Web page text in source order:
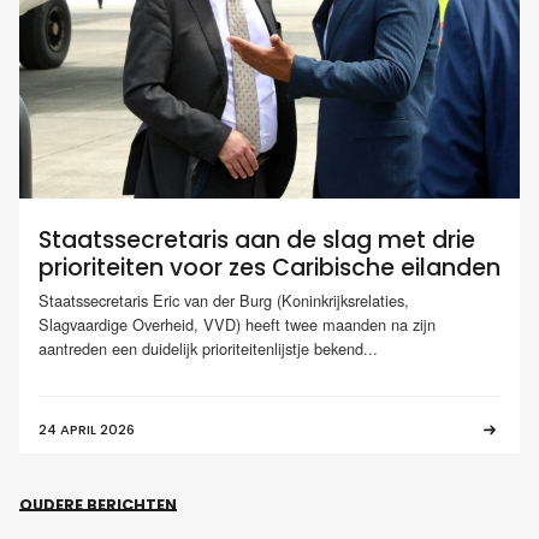
Staatssecretaris aan de slag met drie
prioriteiten voor zes Caribische eilanden
Staatssecretaris Eric van der Burg (Koninkrijksrelaties,
Slagvaardige Overheid, VVD) heeft twee maanden na zijn
aantreden een duidelijk prioriteitenlijstje bekend...
24 APRIL 2026
OUDERE BERICHTEN